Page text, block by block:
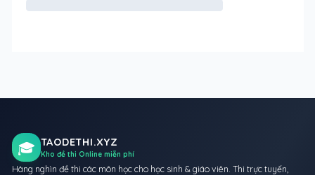
🎓 TAODETHI.XYZ
Kho đề thi Online miễn phí
Hàng nghìn đề thi các môn học cho học sinh & giáo viên. Thi trực tuyến,